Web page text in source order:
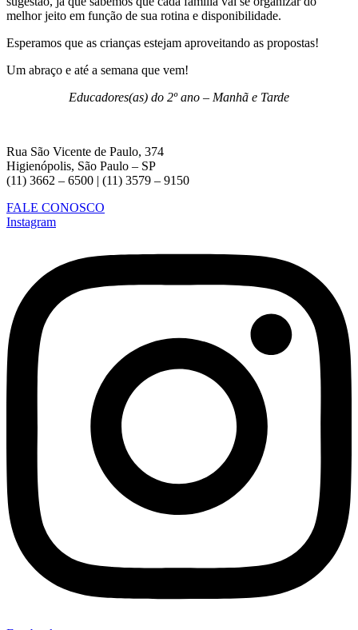
melhor jeito em função de sua rotina e disponibilidade.
Esperamos que as crianças estejam aproveitando as propostas!
Um abraço e até a semana que vem!
Educadores(as) do 2º ano – Manhã e Tarde
Rua São Vicente de Paulo, 374
Higienópolis, São Paulo – SP
(11) 3662 – 6500 | (11) 3579 – 9150
FALE CONOSCO
Instagram